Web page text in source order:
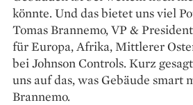
könnte. Und das bietet uns viel
Tomas Brannemo, VP &
für Europa, Afrika, Mittlerer
bei Johnson Controls. Kurz
uns auf das, was Gebäude smart
Brannemo.